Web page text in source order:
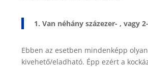
1. Van néhány százezer- , vagy
Ebben az esetben mindenképp
kivehető/eladható. Épp ezért a